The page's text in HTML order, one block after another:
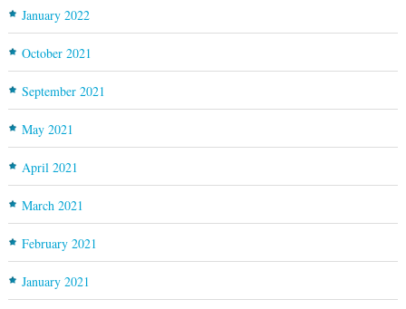
January 2022
October 2021
September 2021
May 2021
April 2021
March 2021
February 2021
January 2021